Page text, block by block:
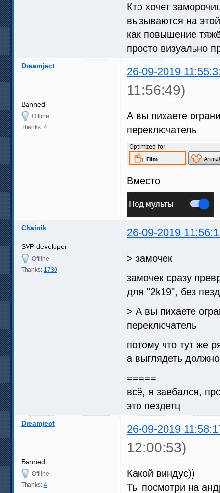
Кто хочет
вызываются на
как повышение
просто визуально
Dreamject 26-09-2019
11:56:49)
Banned
Offline
Thanks: 4
А вы пихаете
переключатель
Вместо
Chainik 26-09-2019
SVP developer
Offline
Thanks: 1730
> замочек
замочек сразу
для "2k19", без
> А вы пихаете
переключатель
потому что тут же
а выглядеть
=====
всё, я заебался,
это пездетц
Dreamject 26-09-2019
12:00:53)
Banned
Offline
Thanks: 4
Какой виндус))
Ты посмотри на